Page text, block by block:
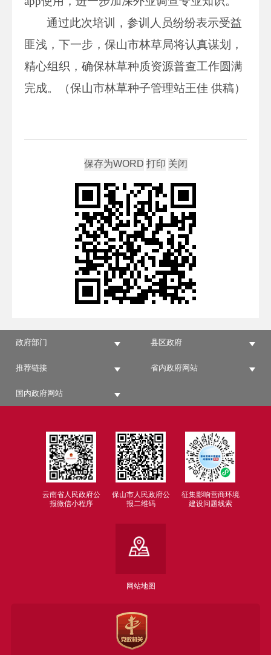
通过此次培训，参训人员纷纷表示受益
匪浅，下一步，保山市林草局将认真谋划，
精心组织，确保林草种质资源普查工作圆满
完成。（保山市林草种子管理站王佳 供稿）
政府部门 县区政府
推荐链接 省内政府网站
国内政府网站
云南省人民政府公
报微信小程序
保山市人民政府公
报二维码
征集影响营商环境
建设问题线索
网站地图